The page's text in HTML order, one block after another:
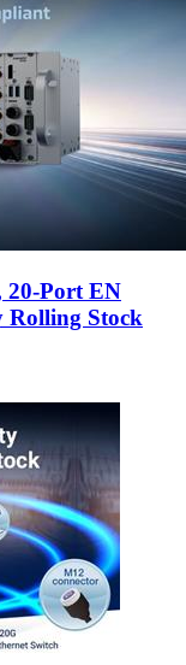
20-Port EN
Rolling Stock